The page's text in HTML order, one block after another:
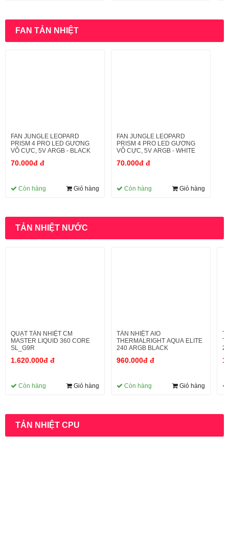
FAN TẢN NHIỆT
FAN JUNGLE LEOPARD
PRISM 4 PRO LED GƯƠNG
VÔ CỰC, 5V ARGB - BLACK
70.000đ đ
Còn hàng Giỏ hàng
FAN JUNGLE LEOPARD
PRISM 4 PRO LED GƯƠNG
VÔ CỰC, 5V ARGB - WHITE
70.000đ đ
Còn hàng Giỏ hàng
TẢN NHIỆT NƯỚC
QUẠT TẢN NHIỆT CM
MASTER LIQUID 360 CORE
SL_G9R
1.620.000đ đ
Còn hàng Giỏ hàng
TẢN NHIỆT AIO
THERMALRIGHT AQUA ELITE
240 ARGB BLACK
960.000đ đ
Còn hàng Giỏ hàng
TẢN NHIỆT CPU